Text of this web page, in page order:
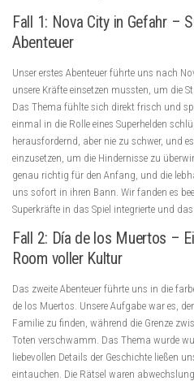
Fall 1: Nova City in Gefahr –
Abenteuer
Unser erstes Abenteuer führte uns nach
unsere Kräfte einsetzen mussten, um die
Das Thema fühlte sich direkt frisch und
einmal in die Rolle eines Superhelden
herausfordernd, aber nie zu schwer, und
einzusetzen, um die Hindernisse zu
genau richtig für den Anfang, und die
uns sofort in ihren Bann. Wir fanden es
Superkräfte in das Spiel integrierte und
Fall 2: Día de los Muertos –
Room voller Kultur
Das zweite Abenteuer führte uns in die
de los Muertos. Unsere Aufgabe war es,
Familie zu finden, während die Grenze
Toten verschwamm. Das Thema wurde
liebevollen Details der Geschichte ließen
eintauchen. Die Rätsel waren